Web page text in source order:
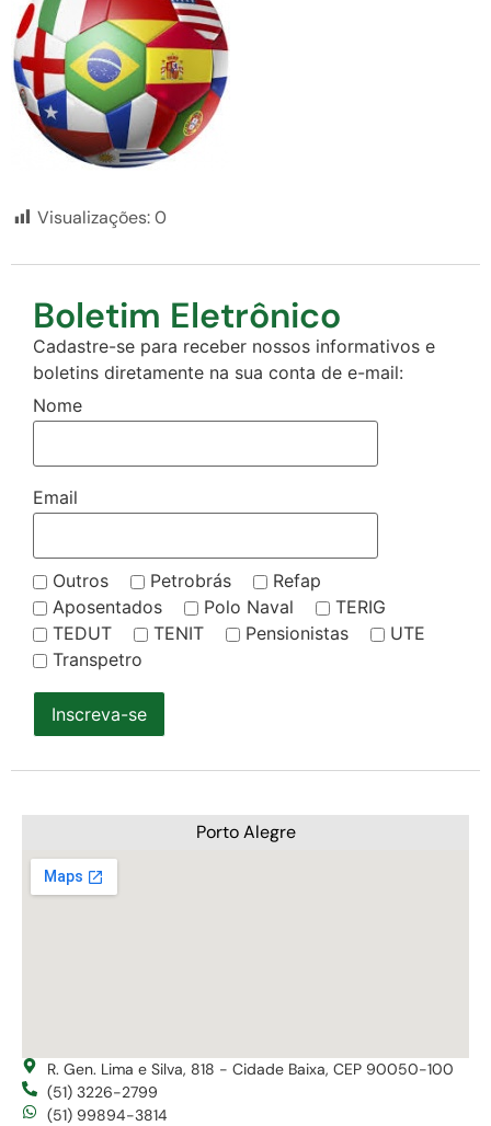
Visualizações:0
Boletim Eletrônico
Cadastre-se para receber nossos informativos e
boletins diretamente na sua conta de e-mail:
Nome
Email
Outros Petrobrás
Refap
Aposentados
Polo Naval
TERIG
TEDUT
TENIT Pensionistas
UTE
Transpetro
Inscreva-se
Porto Alegre
R. Gen. Lima e Silva, 818 - Cidade Baixa, CEP 90050-100
(51) 3226-2799
(51) 99894-3814